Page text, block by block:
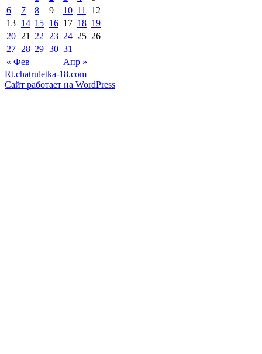
« Фев Апр »
6
7 8 9 10 11
12
13 14 15 16 17 18 19
20 21 22 23 24 25 26
27 28 29 30 31
Rt.chatruletka-18.com
Сайт работает на WordPress